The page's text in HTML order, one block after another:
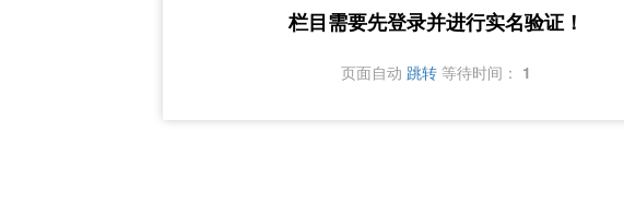
栏目需要先登录并进行实名验证！
页面自动 跳转 等待时间： 1